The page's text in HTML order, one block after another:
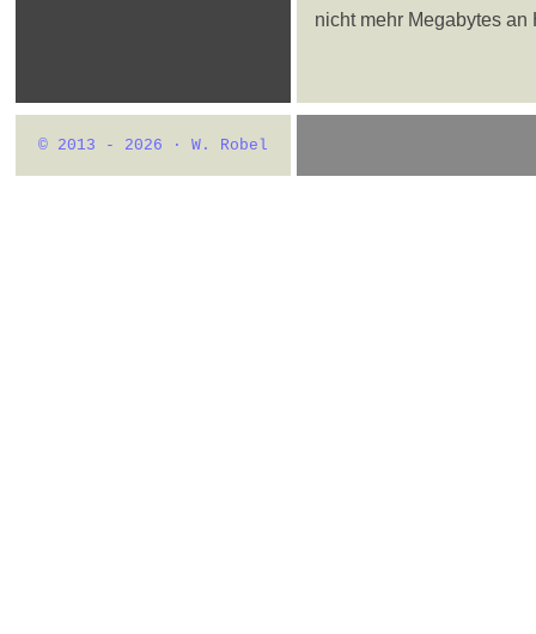
nicht mehr Megabytes an
© 2013 - 2026 · W. Robel